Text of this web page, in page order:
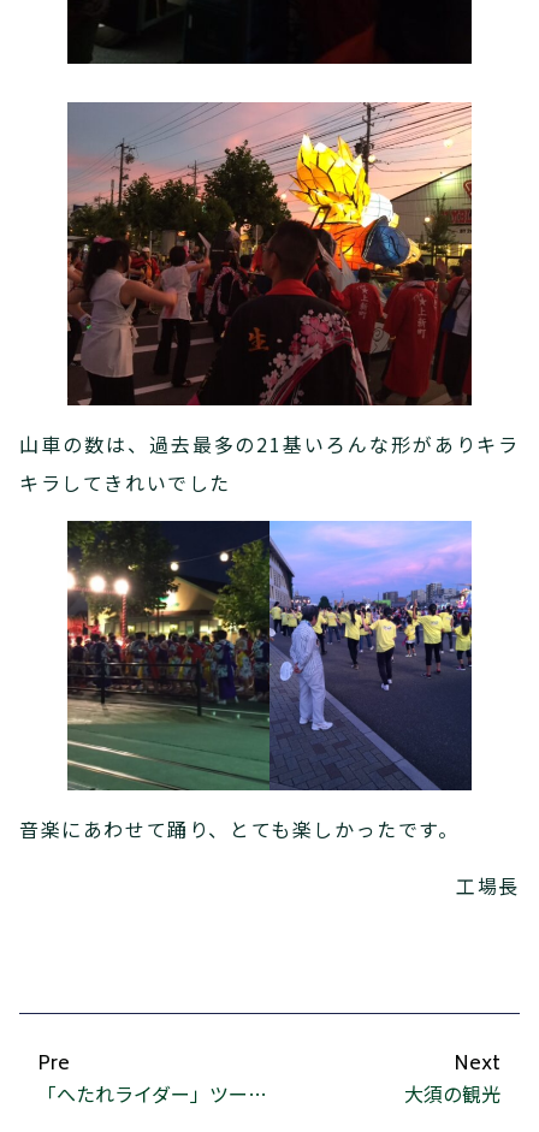
山車の数は、過去最多の21基いろんな形がありキラ
キラしてきれいでした
音楽にあわせて踊り、とても楽しかったです。
工場長
Pre
「へたれライダー」ツーリング その1
Next
大須の観光